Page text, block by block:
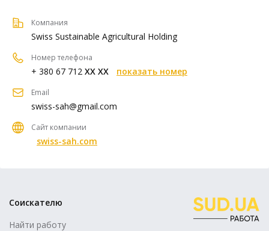
Компания
Swiss Sustainable Agricultural Holding
Номер телефона
+ 380 67 712 XX XX показать номер
Email
swiss-sah@gmail.com
Сайт компании
swiss-sah.com
Соискателю
Найти работу